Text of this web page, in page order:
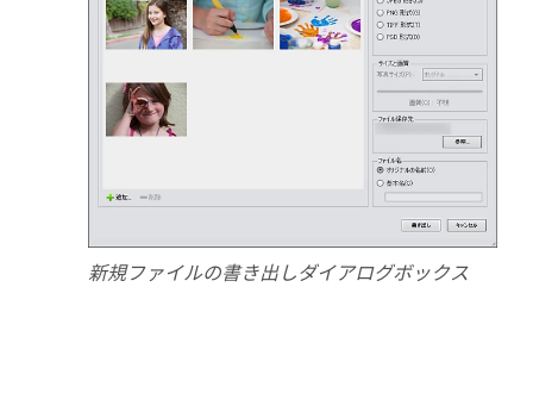
新規ファイルの書き出しダイアログボックス